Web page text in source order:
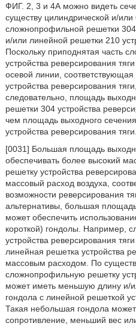
ФИГ. 2, 3 и 4А можно видеть
существу цилиндрической и/или
сложнопрофильной решетки 304
и/или линейной решетки 210
Поскольку приподнятая часть
устройства реверсирования
осевой линии,
устройства реверсирования
следовательно, площадь
решетки 304 устройства
чем площадь выходного
устройства реверсирования тяги.
[0031] Большая площадь
обеспечивать более высокий
решетку устройства
массовый расход воздуха,
возможности реверсирования
альтернативы, большая
может обеспечить
короткой) гондолы. Например,
устройства реверсирования
линейная решетка устройства
массовым расходом. По
сложнопрофильную решетку
может иметь меньшую длину и/
гондола с линейной решеткой
Такая небольшая гондола
сопротивление, меньший вес